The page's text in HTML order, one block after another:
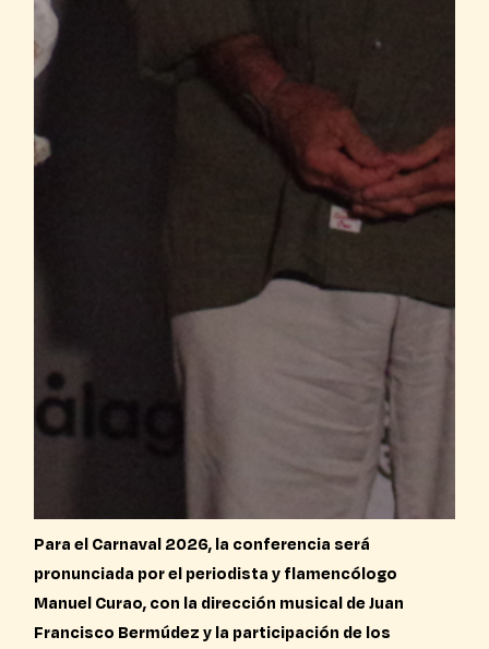
Para el Carnaval 2026, la conferencia será
pronunciada por el periodista y flamencólogo
Manuel Curao, con la dirección musical de Juan
Francisco Bermúdez y la participación de los